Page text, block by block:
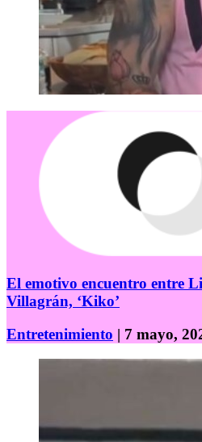
El emotivo encuentro entre
Villagrán, ‘Kiko’
Entretenimiento | 7 mayo,